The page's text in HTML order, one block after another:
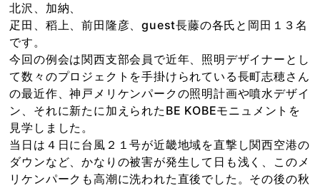
北沢、加納、
疋田、稻上、前田隆彦、guest長藤の各氏と岡田１３名
です。
今回の例会は関西支部会員で近年、照明デザイナーとし
て数々のプロジェクトを手掛けられている長町志穂さん
の最近作、神戸メリケンパークの照明計画や噴水デザイ
ン、それに新たに加えられたBE KOBEモニュメントを
見学しました。
当日は４日に台風２１号が近畿地域を直撃し関西空港の
ダウンなど、かなりの被害が発生して日も浅く、このメ
リケンパークも高潮に洗われた直後でした。その後の秋